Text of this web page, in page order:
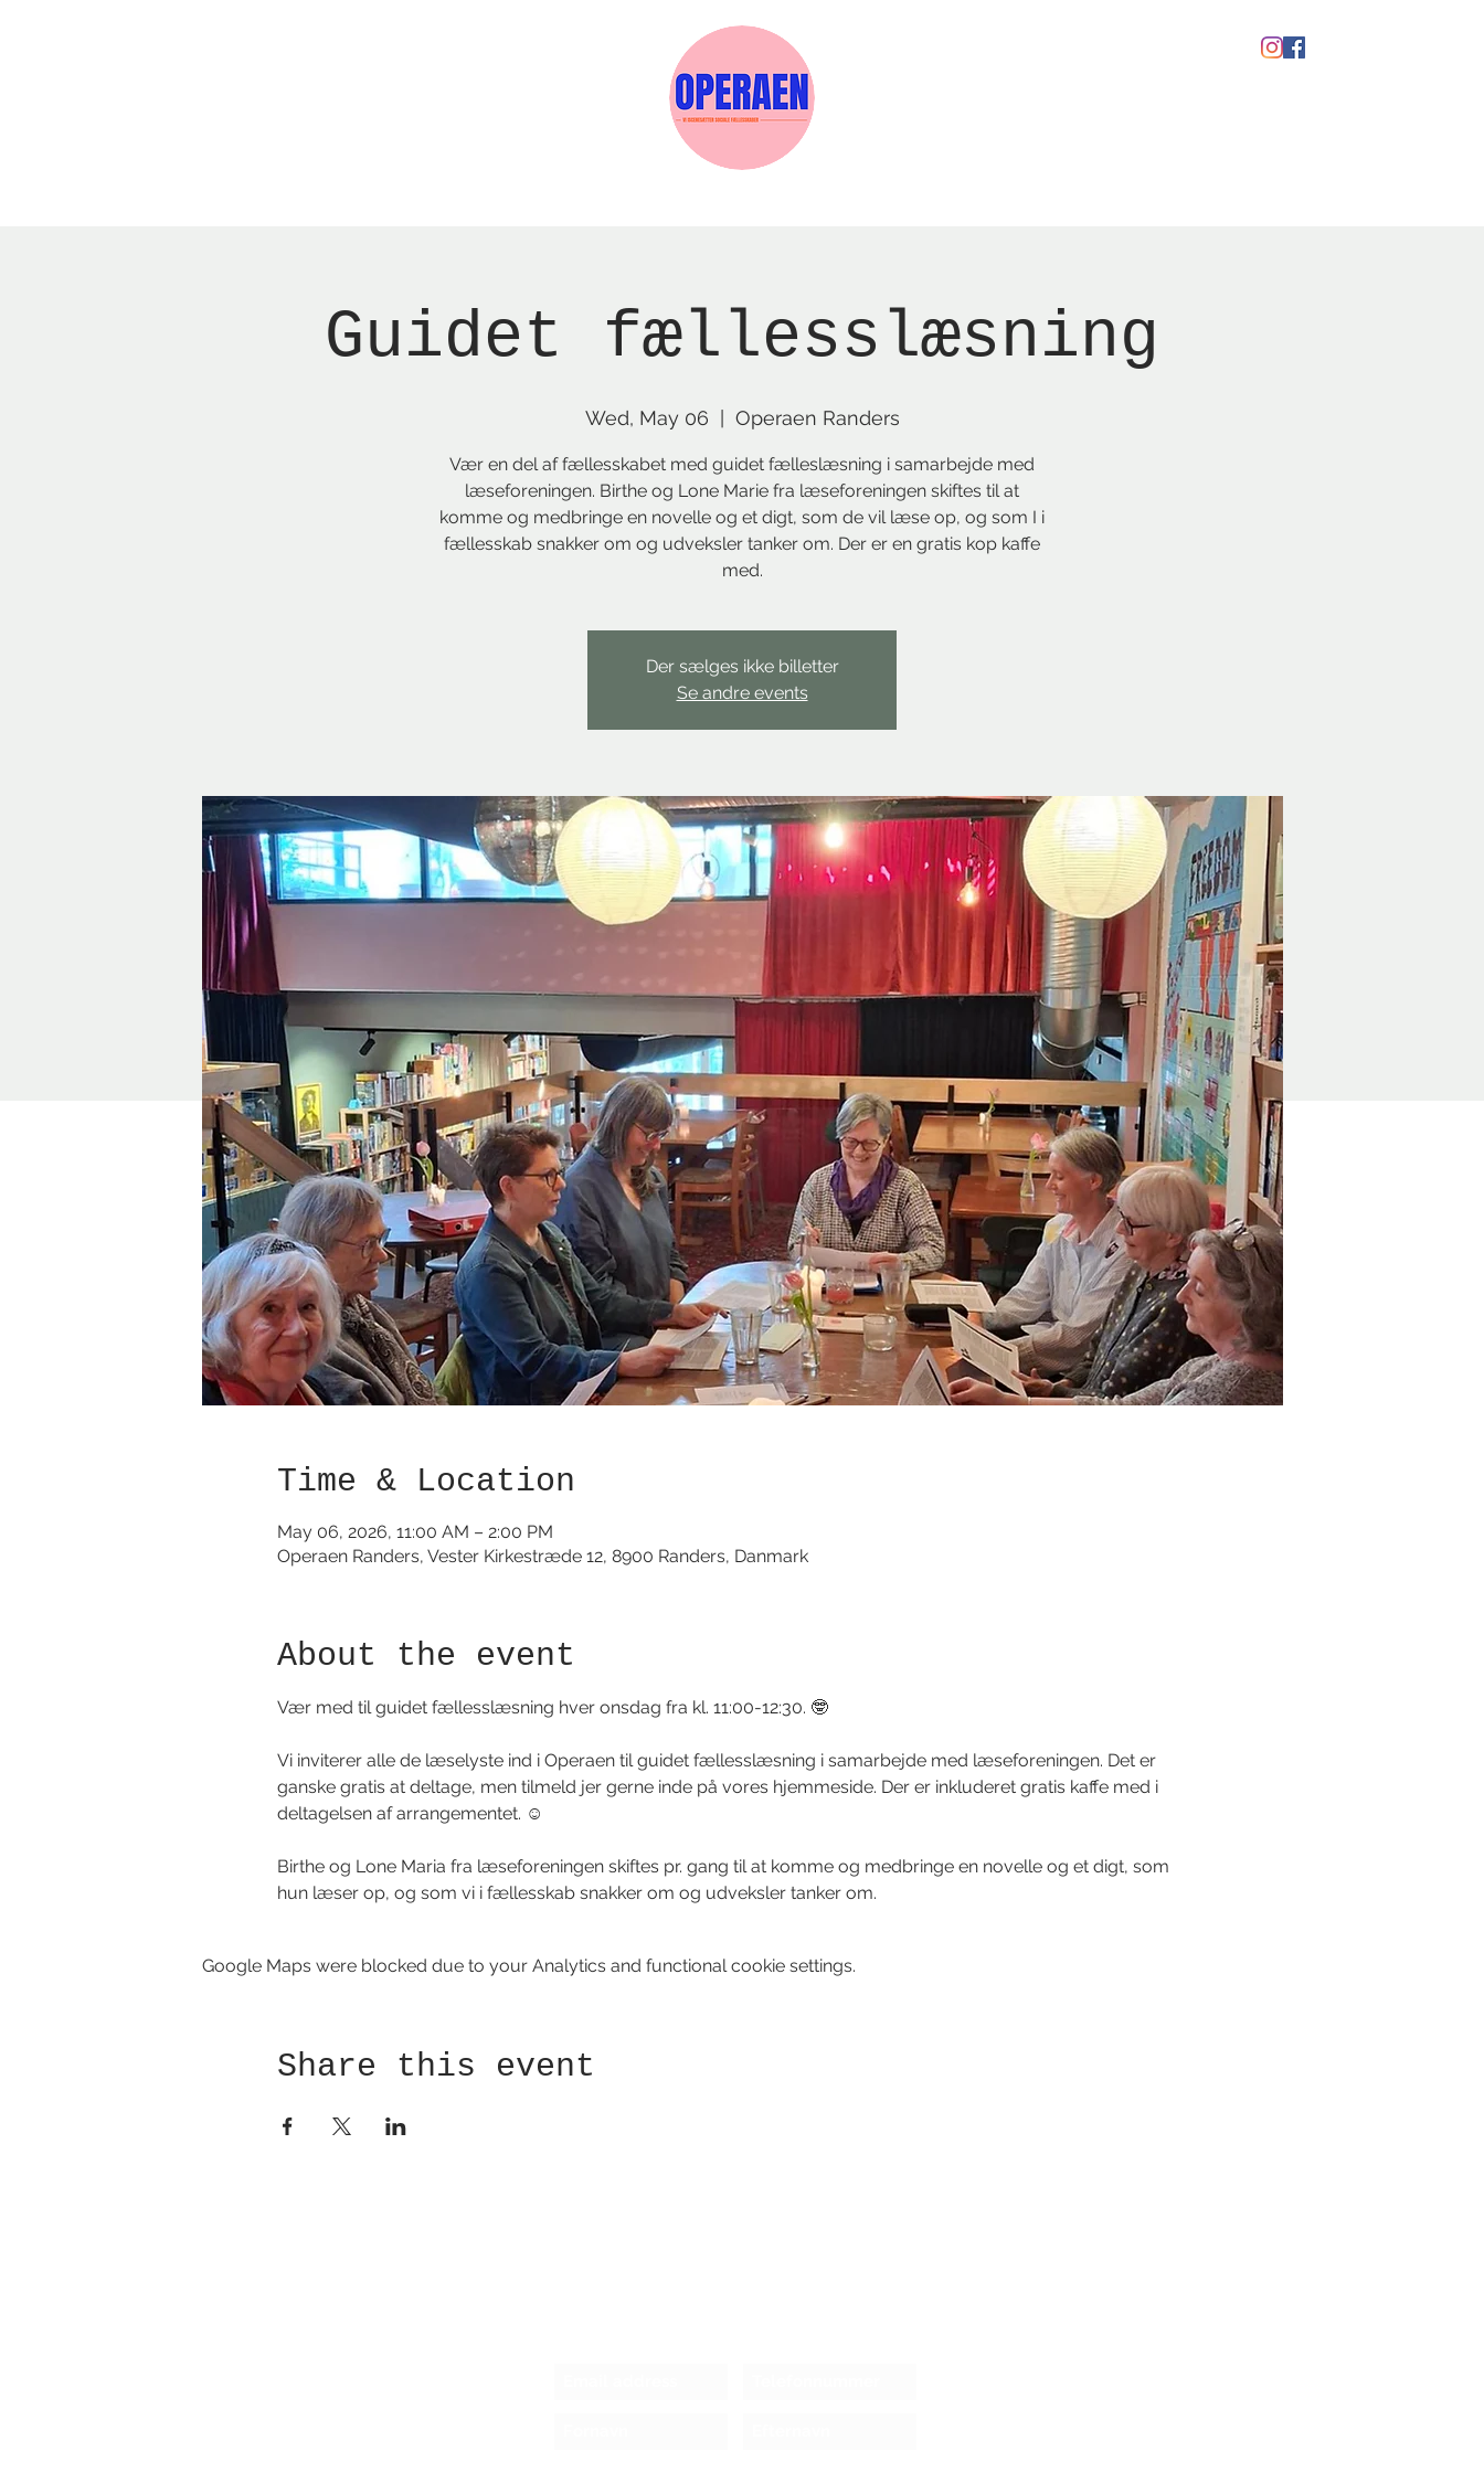
Guidet fællesslæsning
Wed, May 06 Operaen Randers
Vær en del af fællesskabet med guidet fælleslæsning i samarbejde med
læseforeningen. Birthe og Lone Marie fra læseforeningen skiftes til at
komme og medbringe en novelle og et digt, som de vil læse op, og som I i
fællesskab snakker om og udveksler tanker om. Der er en gratis kop kaffe
med.
Der sælges ikke billetter
Se andre events
Time & Location
May 06, 2026, 11:00 AM – 2:00 PM
Operaen Randers, Vester Kirkestræde 12, 8900 Randers, Danmark
About the event
Vær med til guidet fællesslæsning hver onsdag fra kl. 11:00-12:30. 🤓
Vi inviterer alle de læselyste ind i Operaen til guidet fællesslæsning i samarbejde med læseforeningen. Det er
ganske gratis at deltage, men tilmeld jer gerne inde på vores hjemmeside. Der er inkluderet gratis kaffe med i
deltagelsen af arrangementet. ☺️
Birthe og Lone Maria fra læseforeningen skiftes pr. gang til at komme og medbringe en novelle og et digt, som
hun læser op, og som vi i fællesskab snakker om og udveksler tanker om.
Google Maps were blocked due to your Analytics and functional cookie settings.
Share this event